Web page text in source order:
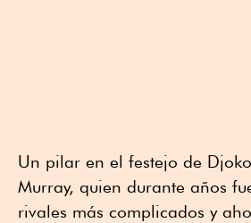
Un pilar en el festejo de
Murray, quien durante años
rivales más complicados y